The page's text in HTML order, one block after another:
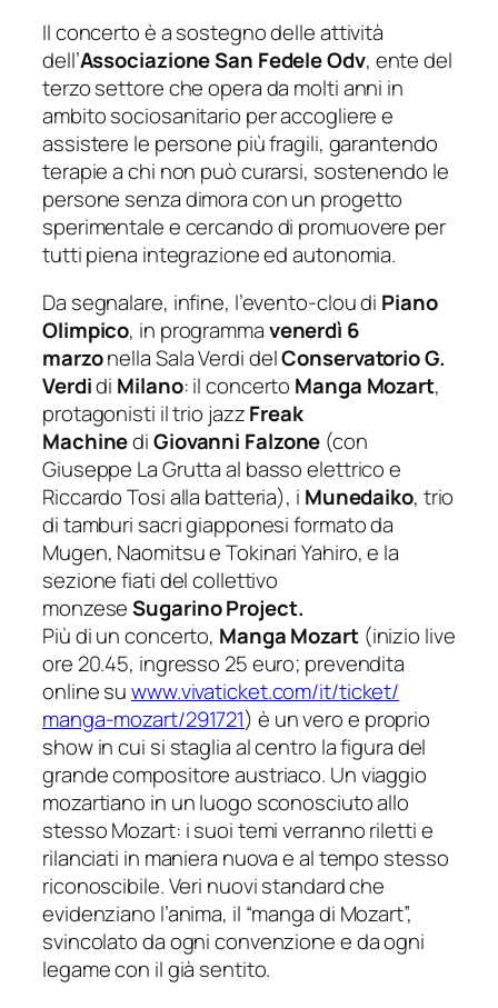
Il concerto è a sostegno delle attività
dell’Associazione San Fedele Odv, ente del
terzo settore che opera da molti anni in
ambito sociosanitario per accogliere e
assistere le persone più fragili, garantendo
terapie a chi non può curarsi, sostenendo le
persone senza dimora con un progetto
sperimentale e cercando di promuovere per
tutti piena integrazione ed autonomia.
Da segnalare, infine, l’evento-clou di Piano
Olimpico, in programmavenerdì 6
marzonella Sala Verdi delConservatorio G.
Verdidi Milano: il concerto Manga Mozart,
protagonisti il trio jazzFreak
MachinediGiovanni Falzone (con
Giuseppe La Grutta al basso elettrico e
Riccardo Tosi alla batteria), i Munedaiko, trio
di tamburi sacri giapponesi formato da
Mugen, Naomitsu e Tokinari Yahiro, e la
sezione fiati del collettivo
monzeseSugarino Project.
Più di un concerto, Manga Mozart (inizio live
ore 20.45, ingresso 25 euro; prevendita
online suwww.vivaticket.com/it/ticket/
manga-mozart/291721) è un vero e proprio
show in cui si staglia al centro la figura del
grande compositore austriaco. Un viaggio
mozartiano in un luogo sconosciuto allo
stesso Mozart: i suoi temi verranno riletti e
rilanciati in maniera nuova e al tempo stesso
riconoscibile. Veri nuovi standard che
evidenziano l’anima, il “manga di Mozart”,
svincolato da ogni convenzione e da ogni
legame con il già sentito.